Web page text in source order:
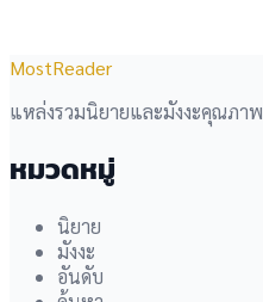
MostReader
แหล่งรวมนิยายและมังงะคุณภา
หมวดหมู่
นิยาย
มังงะ
อันดับ